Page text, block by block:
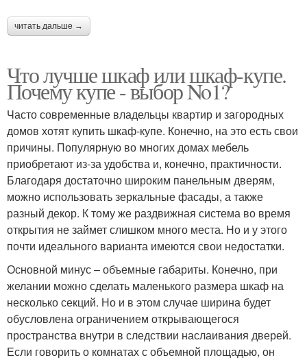
читать дальше →
Что лучше шкаф или шкаф-купе.
Почему купе - выбор No1?
Часто современные владельцы квартир и загородных
домов хотят купить шкаф-купе. Конечно, на это есть свои
причины. Популярную во многих домах мебель
приобретают из-за удобства и, конечно, практичности.
Благодаря достаточно широким панельным дверям,
можно использовать зеркальные фасады, а также
разный декор. К тому же раздвижная система во время
открытия не займет слишком много места. Но и у этого
почти идеального варианта имеются свои недостатки.
Основной минус – объемные габариты. Конечно, при
желании можно сделать маленького размера шкаф на
несколько секций. Но и в этом случае ширина будет
обусловлена ограничением открывающегося
пространства внутри в следствии наслаивания дверей.
Если говорить о комнатах с объемной площадью, он